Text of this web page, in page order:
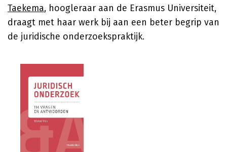
Taekema, hoogleraar aan de Erasmus Universiteit,
draagt met haar werk bij aan een beter begrip van
de juridische onderzoekspraktijk.